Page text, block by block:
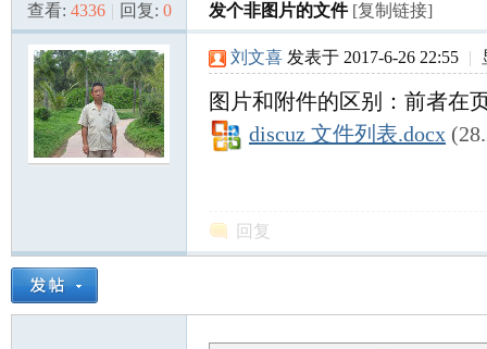
哈» › ›
查看: 4336 | 回复: 0 发个非图片的文件 [复制链接]
刘文喜 发表于 2017-6-26 22:55 |
图片和附件的区别：前者在
discuz 文件列表.docx
回复